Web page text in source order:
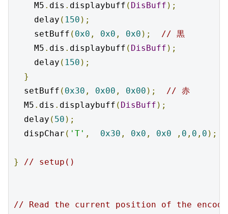
    M5
. dis . displaybuff ( DisBuff );
    delay
( 150 );
    setBuff
( 0x0 , 0x0 , 0x0 );
// 黒
    M5
. dis . displaybuff ( DisBuff );
    delay
( 150 );
}
  setBuff
( 0x30 , 0x00 , 0x00 );
// 赤
  M5
. dis . displaybuff ( DisBuff );
  delay
( 50 );
  dispChar
( 'T' , 0x30 , 0x0 , 0x0 , 0 , 0 , 0 );
} // setup()
// Read the current position of the